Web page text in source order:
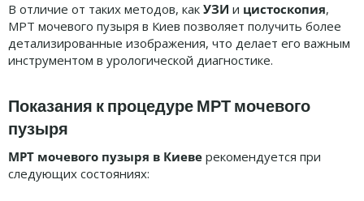
В отличие от таких методов, как УЗИ и цистоскопия,
МРТ мочевого пузыря в Киев позволяет получить более
детализированные изображения, что делает его важным
инструментом в урологической диагностике.
Показания к процедуре МРТ мочевого
пузыря
МРТ мочевого пузыря в Киеве рекомендуется при
следующих состояниях: